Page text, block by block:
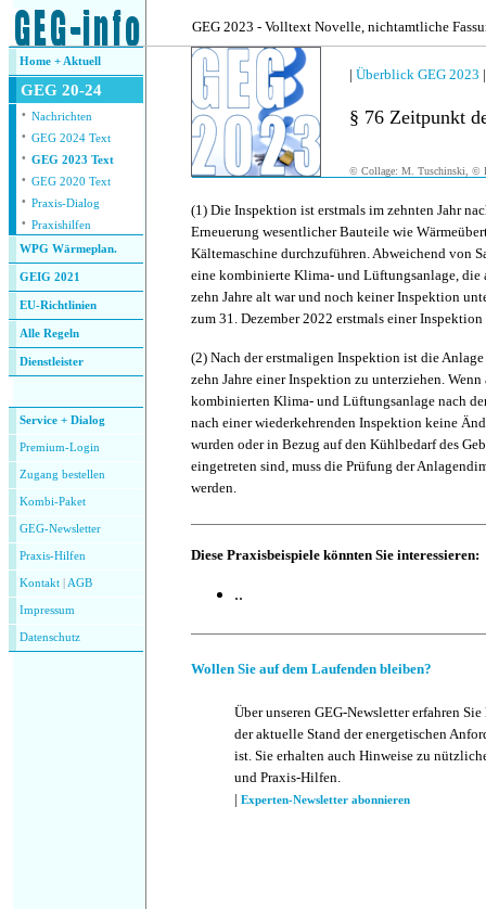
GEG 2023 - Volltext Novelle, nichtamtliche
Home + Aktuell
GEG 20-24
· Nachrichten
· GEG 2024 Text
· GEG 2023 Text
· GEG 2020 Text
· Praxis-Dialog
· Praxishilfen
WPG Wärmeplan.
GEIG 2021
EU-Richtlinien
Alle Regeln
Dienstleister
Service + Dialog
Premium-Login
Zugang bestellen
Kombi-Paket
GEG-Newsletter
Praxis-Hilfen
Kontakt AGB
Impressum
Datenschutz
| Überblick GEG 2023
§ 76 Zeitpunkt
© Collage: M. Tuschinski, ©
(1) Die Inspektion ist erstmals im zehnten Jahr
Erneuerung wesentlicher Bauteile wie
Kältemaschine durchzuführen. Abweichend von
eine kombinierte Klima- und Lüftungsanlage, die
zehn Jahre alt war und noch keiner Inspektion
zum 31. Dezember 2022 erstmals einer
(2) Nach der erstmaligen Inspektion ist die
zehn Jahre einer Inspektion zu unterziehen.
kombinierten Klima- und Lüftungsanlage nach
nach einer wiederkehrenden Inspektion keine
wurden oder in Bezug auf den Kühlbedarf des
eingetreten sind, muss die Prüfung der
werden.
Diese Praxisbeispiele könnten Sie interessieren:
..
Wollen Sie auf dem Laufenden bleiben?
Über unseren GEG-Newsletter erfahren
der aktuelle Stand der energetischen
ist. Sie erhalten auch Hinweise zu
und Praxis-Hilfen.
| Experten-Newsletter abonnieren